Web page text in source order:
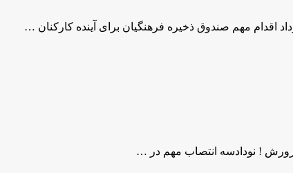
اقدام مهم صندوق ذخیره فرهنگیان برای آینده کارکنان …
! نودادسه انتصاب مهم در …